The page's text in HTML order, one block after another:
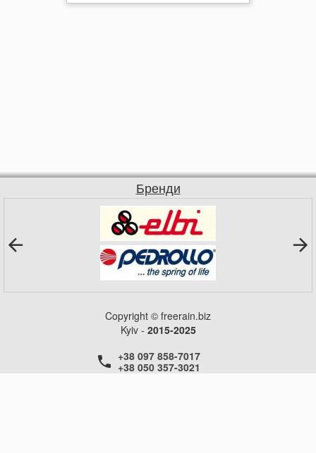
Бренди
Copyright © freerain.biz
Kyiv - 2015-2025
+38 097 858-7017
+38 050 357-3021